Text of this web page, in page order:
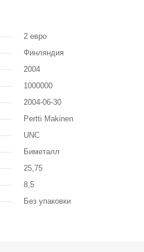
2 евро
Финляндия
2004
1000000
2004-06-30
Pertti Makinen
UNC
Биметалл
25,75
8,5
Без упаковки